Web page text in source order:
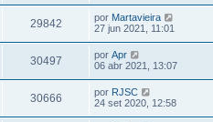
29842 por Martavieira
27 jun 2021, 11:01
30497 por Apr
06 abr 2021, 13:07
30666 por RJSC
24 set 2020, 12:58